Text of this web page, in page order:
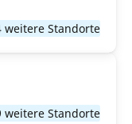
weitere Standorte
weitere Standorte